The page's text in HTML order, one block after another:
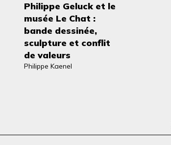
Philippe Geluck et le
musée Le Chat :
bande dessinée,
sculpture et conflit
de valeurs
Philippe Kaenel